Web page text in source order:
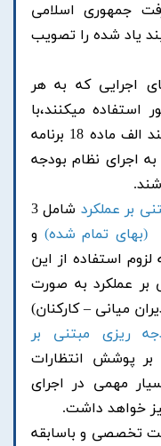
جمهوری اسلامی
بند یاد شده را تصویب
اجرایی که به هر
میکنند،با
شرایط ذکرشده در آیین نامه اجرایی بند الف ماده 18 برنامه
اجرای نظام بودجه
بر عملکرد
شامل 3
(بهای تمام شده) و
استفاده از این
بر عملکرد به صورت
میانی – کارکنان)
ریزی مبتنی بر
بر پوشش انتظارات
مهمی در اجرای
خواهد داشت.
تخصصی و باسابقه